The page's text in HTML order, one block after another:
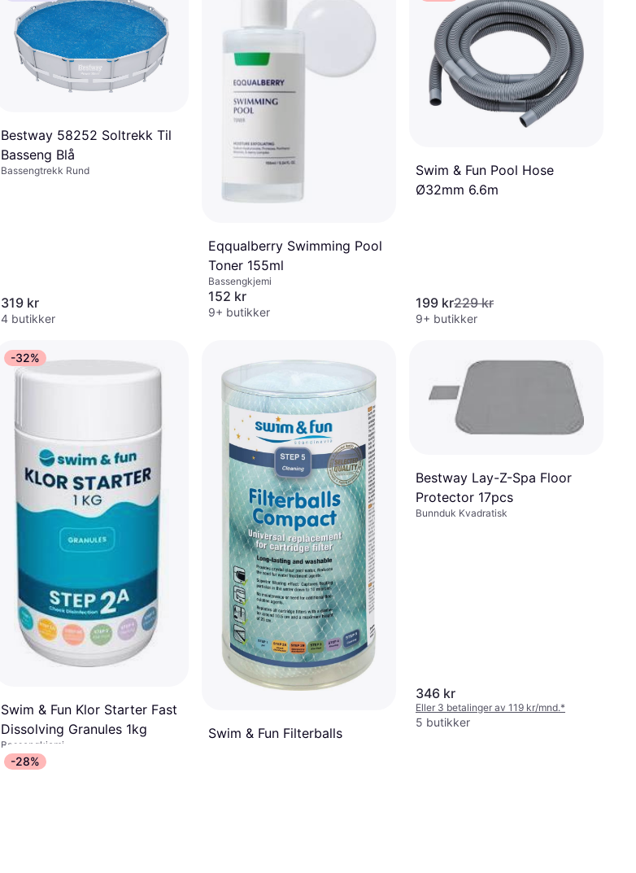
Bestway 58252 Soltrekk Til
Basseng Blå
Bassengtrekk Rund
319 kr
4 butikker
Eqqualberry Swimming Pool
Toner 155ml
Bassengkjemi
152 kr
9+ butikker
Swim & Fun Pool Hose
Ø32mm 6.6m
199 kr229 kr
9+ butikker
-32%
Swim & Fun Klor Starter Fast
Dissolving Granules 1kg
Bassengkjemi
96 kr142 kr
Swim & Fun Filterballs
Bestway Lay-Z-Spa Floor
Protector 17pcs
Bunnduk Kvadratisk
346 kr
Eller 3 betalinger av 119 kr/mnd.*
5 butikker
-28%